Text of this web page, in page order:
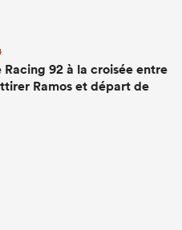
92 à la croisée entre
Ramos et départ de